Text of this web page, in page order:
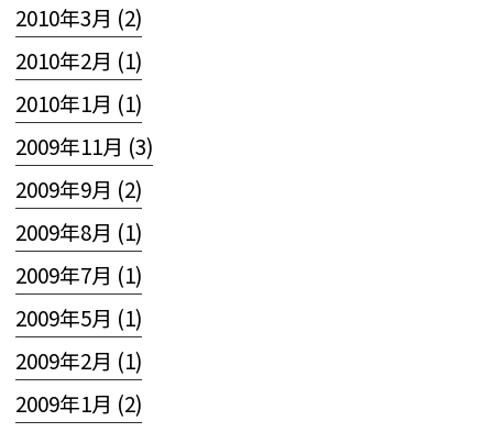
2010年3月 (2)
2010年2月 (1)
2010年1月 (1)
2009年11月 (3)
2009年9月 (2)
2009年8月 (1)
2009年7月 (1)
2009年5月 (1)
2009年2月 (1)
2009年1月 (2)